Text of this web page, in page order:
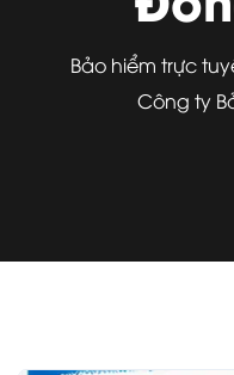
Bảo hiểm trực
Công ty